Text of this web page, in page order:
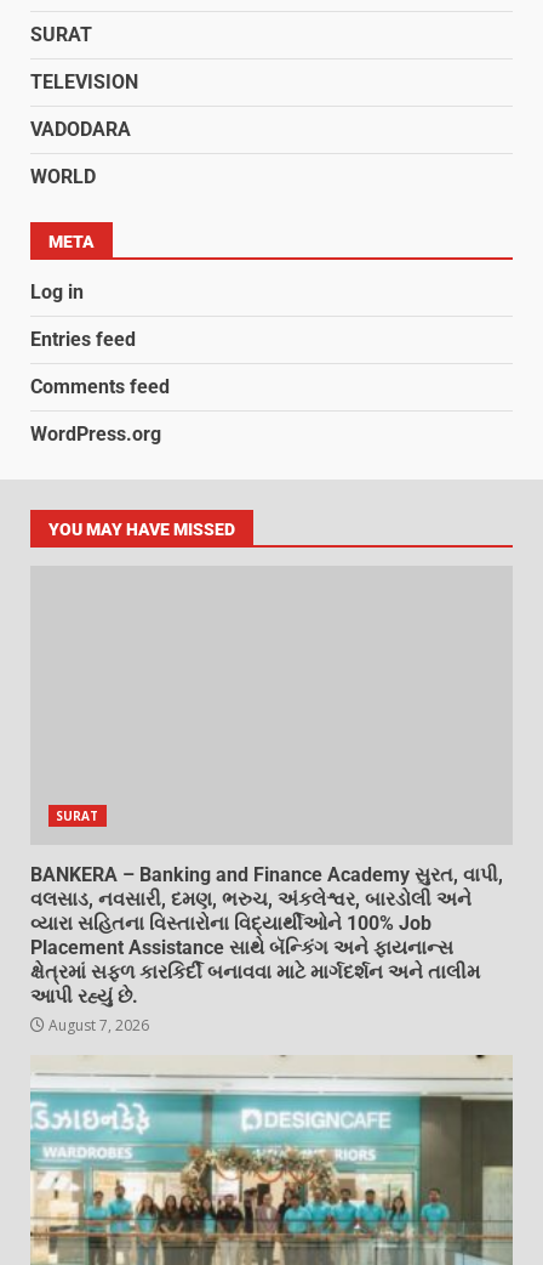
SURAT
TELEVISION
VADODARA
WORLD
META
Log in
Entries feed
Comments feed
WordPress.org
YOU MAY HAVE MISSED
SURAT
BANKERA – Banking and Finance Academy સુરત, વાપી,
વલસાડ, નવસારી, દમણ, ભરુચ, અંકલેશ્વર, બારડોલી અને
વ્યારા સહિતના વિસ્તારોના વિદ્યાર્થીઓને 100% Job
Placement Assistance સાથે બૅન્કિંગ અને ફાયનાન્સ
ક્ષેત્રમાં સફળ કારકિર્દી બનાવવા માટે માર્ગદર્શન અને તાલીમ
આપી રહ્યું છે.
August 7, 2026